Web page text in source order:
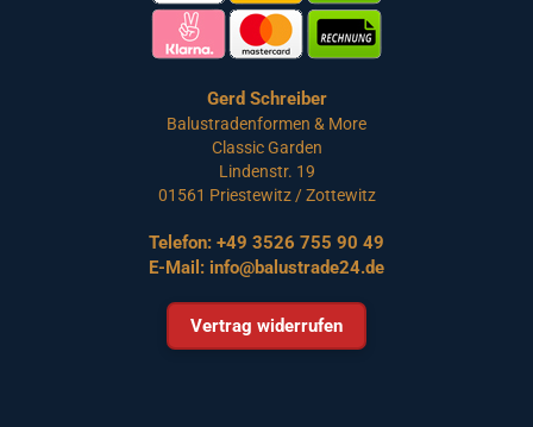
Gerd Schreiber
Balustradenformen & More
Classic Garden
Lindenstr. 19
01561 Priestewitz / Zottewitz
Telefon: +49 3526 755 90 49
E-Mail: info@balustrade24.de
Vertrag widerrufen